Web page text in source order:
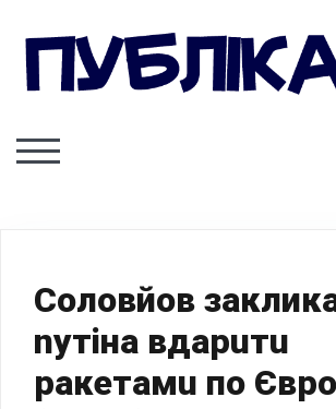
content
ПУБЛІКАЦІЯ
TOGGLE MOBILE MENU
Соловйов
nутіна вдаpuтu
paкeтaмu по